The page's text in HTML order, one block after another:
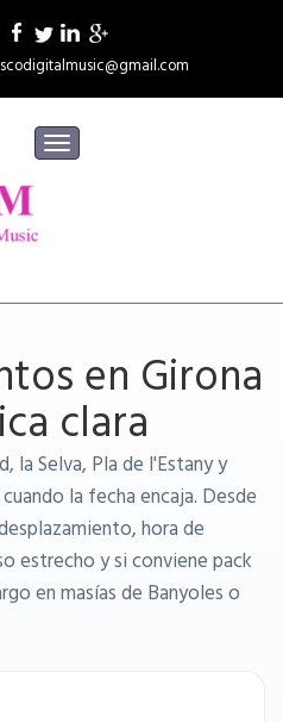
Toggle
en Girona
clara
la Selva, Pla de l'Estany y
la fecha encaja. Desde
hora de
estrecho y si conviene pack
en masías de Banyoles o